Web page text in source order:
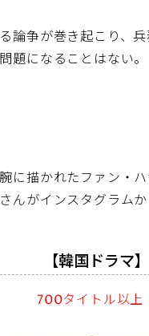
論争が巻き起こり、
題になることはない
に描かれたファン・
んがインスタグラム
【韓国ドラ
700タイトル以上